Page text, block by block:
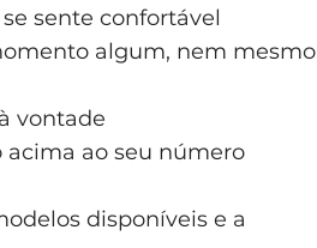
sente confortável
algum, nem mesmo
vontade
ao seu número
disponíveis e a